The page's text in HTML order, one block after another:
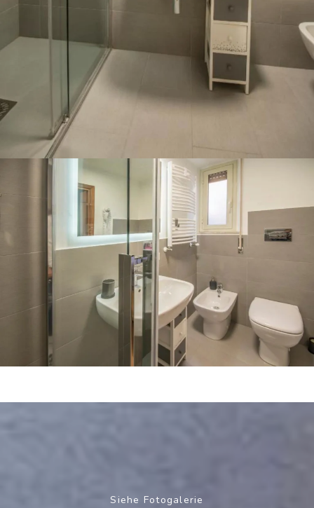
Siehe Fotogalerie